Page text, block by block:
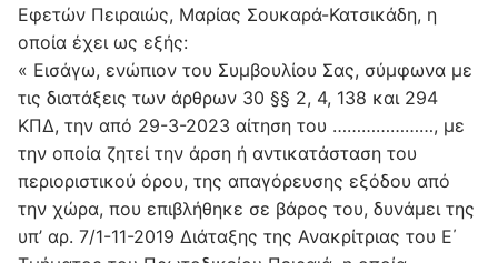
Εφετών Πειραιώς, Μαρίας Σουκαρά-Κατσικάδη, η
οποία έχει ως εξής:
« Εισάγω, ενώπιον του Συμβουλίου Σας, σύμφωνα με
τις διατάξεις των άρθρων 30 §§ 2, 4, 138 και 294
ΚΠΔ, την από 29-3-2023 αίτηση του …………………, με
την οποία ζητεί την άρση ή αντικατάσταση του
περιοριστικού όρου, της απαγόρευσης εξόδου από
την χώρα, που επιβλήθηκε σε βάρος του, δυνάμει της
υπ’ αρ. 7/1-11-2019 Διάταξης της Ανακρίτριας του Ε΄